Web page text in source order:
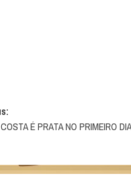
É PRATA NO PRIMEIRO